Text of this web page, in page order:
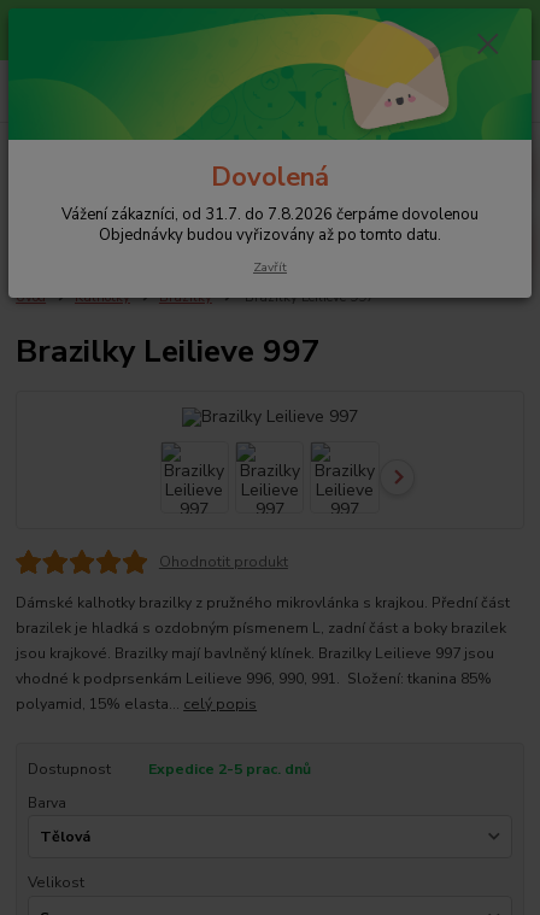
Vážení zákazníci, od 31.7. do 7.8.2026 čerpáme dovolenou
Objednávky budou vyřizovány až po tomto datu.
+420 608 754 282
pište email, pokud nezvedám tel.
Úvod Kalhotky Brazilky Brazilky Leilieve 997
Brazilky Leilieve 997
Ohodnotit produkt
Dámské kalhotky brazilky z pružného mikrovlánka s krajkou. Přední část
brazilek je hladká s ozdobným písmenem L, zadní část a boky brazilek
jsou krajkové. Brazilky mají bavlněný klínek. Brazilky Leilieve 997 jsou
vhodné k podprsenkám Leilieve 996, 990, 991. Složení: tkanina 85%
polyamid, 15% elasta... celý popis
Dostupnost
Expedice 2-5 prac. dnů
Barva
Velikost
Dovolená
Vážení zákazníci, od 31.7. do 7.8.2026 čerpáme dovolenou
Objednávky budou vyřizovány až po tomto datu.
Zavřít